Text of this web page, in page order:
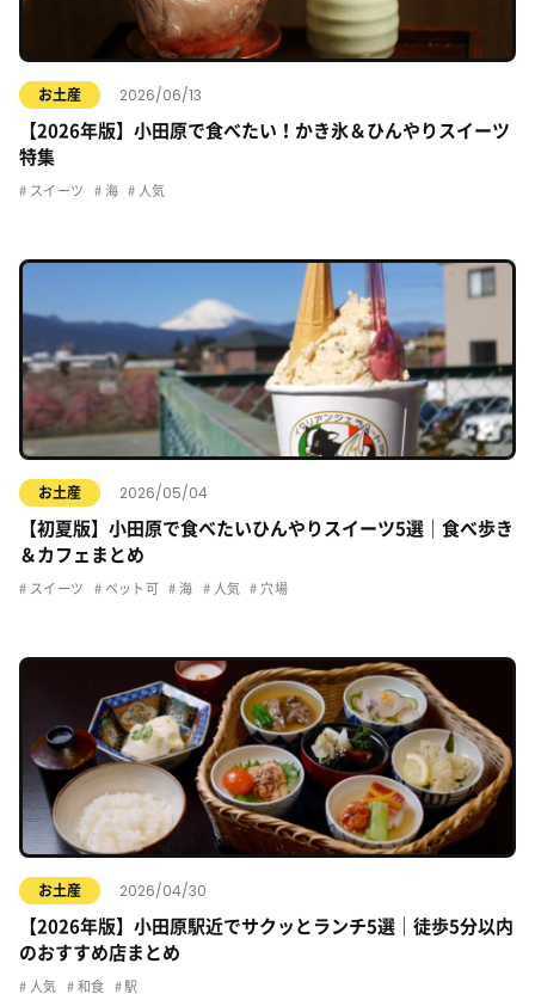
お土産 2026/06/13
【2026年版】小田原で食べたい！かき氷＆ひんやりスイーツ
特集
スイーツ 海 人気
お土産 2026/05/04
【初夏版】小田原で食べたいひんやりスイーツ5選｜食べ歩き
＆カフェまとめ
スイーツ ペット可 海 人気 穴場
お土産 2026/04/30
【2026年版】小田原駅近でサクッとランチ5選｜徒歩5分以内
のおすすめ店まとめ
人気 和食 駅